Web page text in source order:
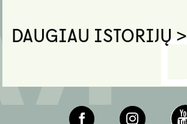
DAUGIAU ISTORIJŲ >